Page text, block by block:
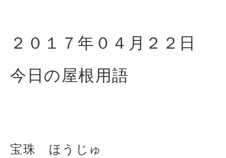
２０１７年０４月２２ 日
今日の屋根用語
宝珠 ほうじゅ